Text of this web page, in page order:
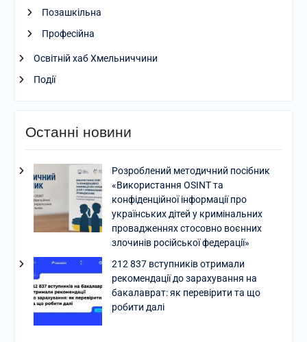
Позашкільна
Професійна
Освітній хаб Хмельниччини
Події
Останні новини
Розроблений методичний посібник
«Використання OSINT та
конфіденційної інформації про
українських дітей у кримінальних
провадженнях стосовно воєнних
злочинів російської федерації»
212 837 вступників отримали
рекомендації до зарахування на
бакалаврат: як перевірити та що
робити далі